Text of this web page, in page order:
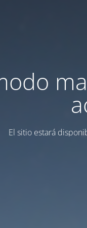
El sitio estará